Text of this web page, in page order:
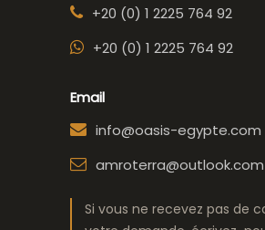
+20 (0) 1 2225 764 92
+20 (0) 1 2225 764 92
Email
info@oasis-egypte.com
amroterra@outlook.com
Si vous ne recevez pas de